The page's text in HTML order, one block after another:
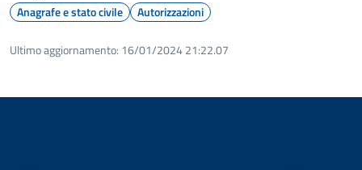
Anagrafe e stato civile Autorizzazioni
Ultimo aggiornamento: 16/01/2024 21:22.07